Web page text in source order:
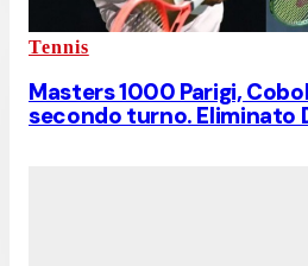
Tennis
Masters 1000 Parigi,
secondo turno. Eliminato